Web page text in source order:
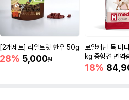
[2개세트] 리얼트릿 한우 50g
28% 5,000원
로얄캐닌 독 미
kg 중형견 면역
18%